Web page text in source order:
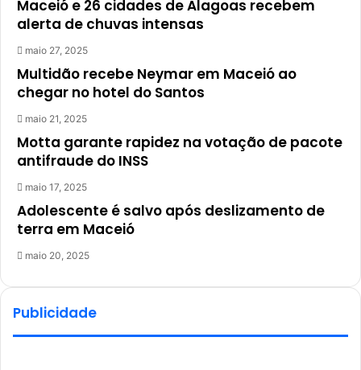
Maceió e 26 cidades de Alagoas recebem
alerta de chuvas intensas
maio 27, 2025
Multidão recebe Neymar em Maceió ao
chegar no hotel do Santos
maio 21, 2025
Motta garante rapidez na votação de pacote
antifraude do INSS
maio 17, 2025
Adolescente é salvo após deslizamento de
terra em Maceió
maio 20, 2025
Publicidade